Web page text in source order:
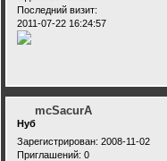
Последний визит:
2011-07-22 16:24:57
mcSacurA
Нуб
Зарегистрирован: 2008-11-02
Приглашений: 0